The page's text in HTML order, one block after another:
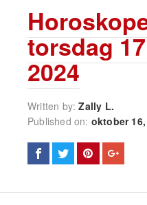
torsdag
2024
Written by:Zally L.
Published on: oktober